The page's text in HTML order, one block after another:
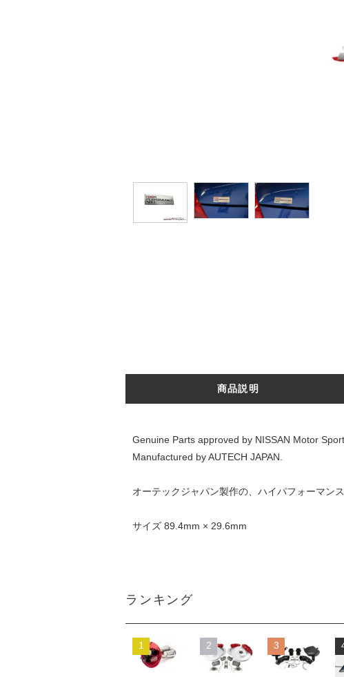
商品説明
Genuine Parts approved by NISSAN Motor
Manufactured by AUTECH JAPAN.
オーテックジャパン製作の、ハイパフォーマン
サイズ 89.4mm × 29.6mm
ランキング
1 2 3